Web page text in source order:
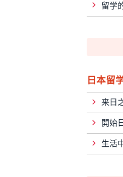
2026/07/03
2026/07/03
2026/07/03
2026/07/02
2026/07/01
2026/07/01
留学
日本留
来日
開始
生活